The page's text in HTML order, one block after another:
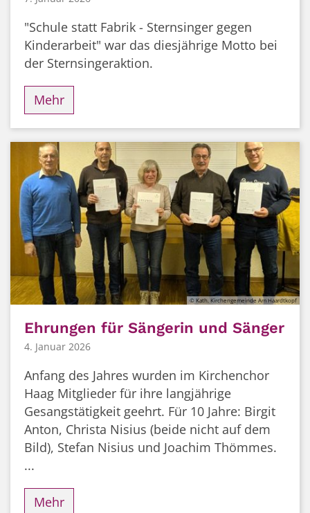
"Schule statt Fabrik - Sternsinger gegen
Kinderarbeit" war das diesjährige Motto bei
der Sternsingeraktion.
Mehr
© Kath. Kirchengemeinde Am Haardtkopf
Ehrungen für Sängerin und Sänger
4. Januar 2026
Anfang des Jahres wurden im Kirchenchor
Haag Mitglieder für ihre langjährige
Gesangstätigkeit geehrt. Für 10 Jahre: Birgit
Anton, Christa Nisius (beide nicht auf dem
Bild), Stefan Nisius und Joachim Thömmes.
...
Mehr